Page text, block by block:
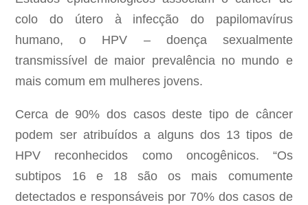
colo do útero à infecção do papilomavírus
humano, o HPV – doença sexualmente
transmissível de maior prevalência no mundo e
mais comum em mulheres jovens.
Cerca de 90% dos casos deste tipo de câncer
podem ser atribuídos a alguns dos 13 tipos de
HPV reconhecidos como oncogênicos. “Os
subtipos 16 e 18 são os mais comumente
detectados e responsáveis por 70% dos casos de